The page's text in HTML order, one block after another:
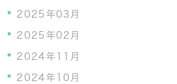
2025年03月
2025年02月
2024年11月
2024年10月